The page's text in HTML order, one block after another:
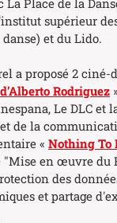
Place de la
supérieur
et du Lido.
a proposé 2 ciné-
Rodriguez
Le DLC et
de la
« Nothing To
"Mise en œuvre du
des
et partage